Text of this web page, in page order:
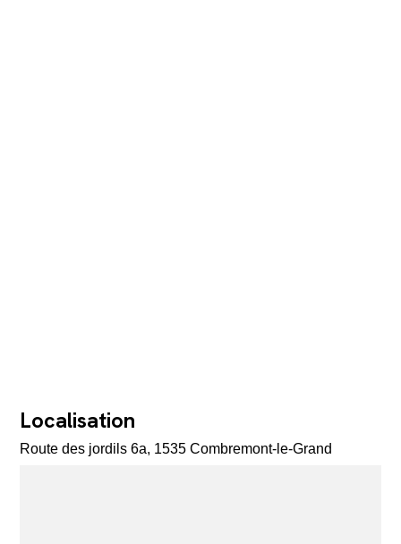
Localisation
Route des jordils 6a, 1535 Combremont-le-Grand